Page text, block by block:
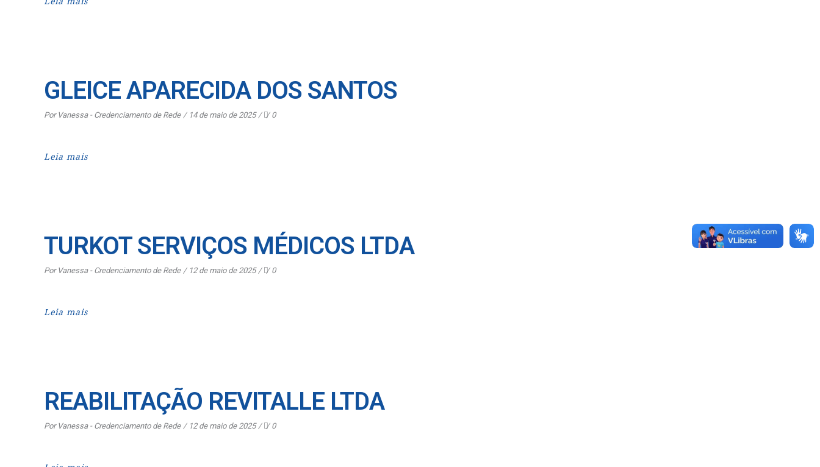
GLEICE APARECIDA DOS SANTOS
Por Vanessa - Credenciamento de Rede 14 de maio de 2025 0
Leia mais
TURKOT SERVIÇOS MÉDICOS LTDA
Por Vanessa - Credenciamento de Rede 12 de maio de 2025 0
Leia mais
REABILITAÇÃO REVITALLE LTDA
Por Vanessa - Credenciamento de Rede 12 de maio de 2025 0